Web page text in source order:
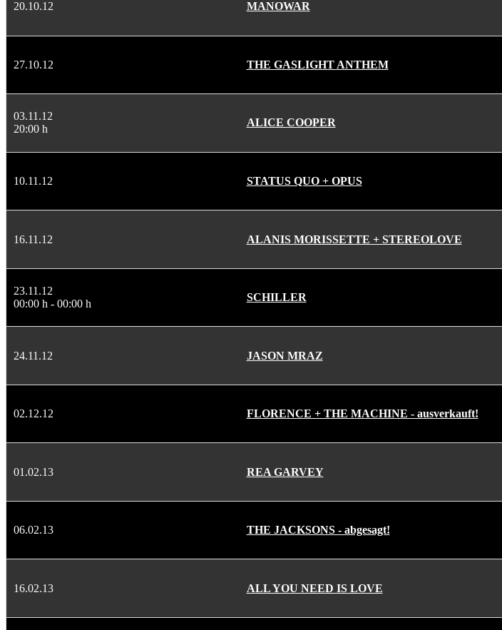
20.10.12 MANOWAR
27.10.12 THE GASLIGHT ANTHEM
03.11.12
20:00 h
ALICE COOPER
10.11.12 STATUS QUO + OPUS
16.11.12 ALANIS MORISSETTE + STEREOLOVE
23.11.12
00:00 h - 00:00 h
SCHILLER
24.11.12 JASON MRAZ
02.12.12 FLORENCE + THE MACHINE - ausverkauft!
01.02.13 REA GARVEY
06.02.13 THE JACKSONS - abgesagt!
16.02.13 ALL YOU NEED IS LOVE